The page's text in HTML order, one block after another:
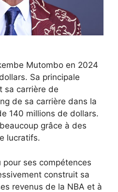
Mutombo en 2024
Sa principale
sa carrière de
de sa carrière dans la
140 millions de dollars.
grâce à des
lucratifs.
pour ses compétences
construit sa
revenus de la NBA et à